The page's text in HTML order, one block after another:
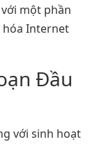
một phần
hóa Internet
Đầu
với sinh hoạt